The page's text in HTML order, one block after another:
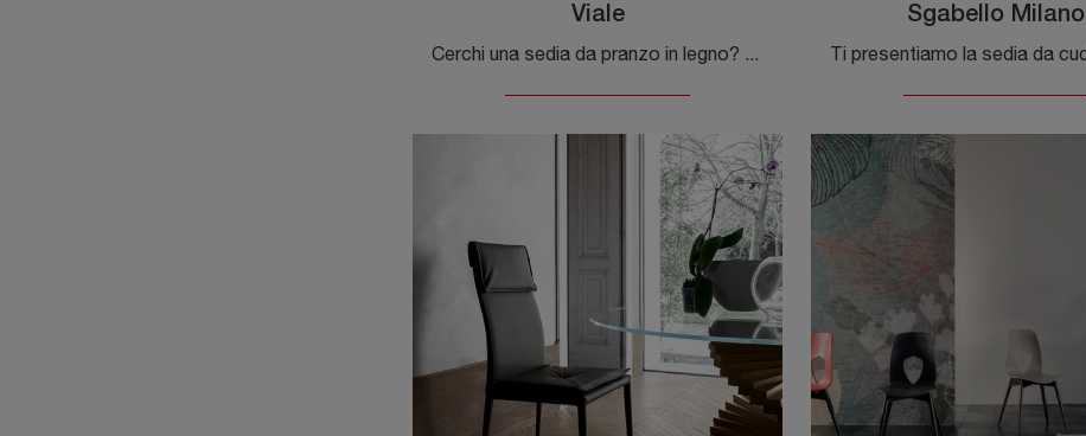
Viale
Cerchi una sedia da pranzo in legno? Clicca e scopri il modello Viale di Tonin Casa per ultimare i tuoi spazi ottimamente.
Sgabello Milano